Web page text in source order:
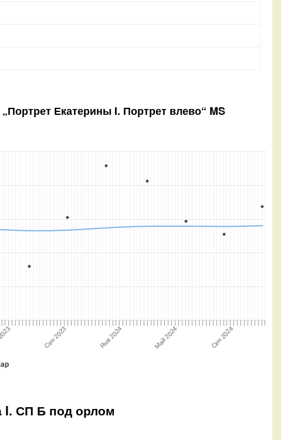
Екатерины I. Портрет влево“ MS
Сен 2023 Янв 2024 Май 2024 Сен 2024
I. СП Б под орлом